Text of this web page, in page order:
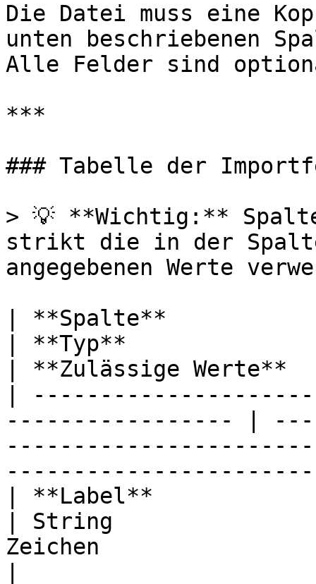
Die Datei muss eine
unten beschriebenen
Alle Felder sind
***
### Tabelle der
> 💡 **Wichtig:**
strikt die in der
angegebenen Werte
| **Spalte**
| **Typ**              |
| **Zulässige
|
----------------- |
| **Label**
| String               |
Zeichen